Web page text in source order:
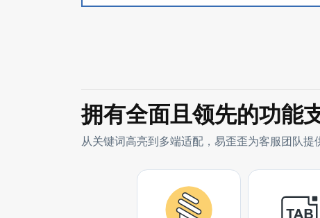
拥有全面且领先的功能
从关键词高亮到多端适配，易歪歪为客服团队提